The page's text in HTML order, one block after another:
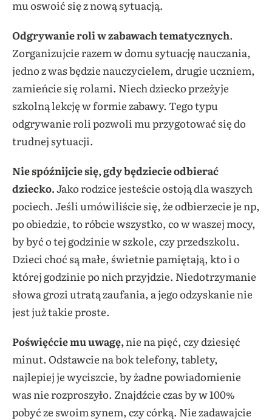
mu oswoić się z nową sytuacją.
Odgrywanie roli w zabawach tematycznych.
Zorganizujcie razem w domu sytuację nauczania,
jedno z was będzie nauczycielem, drugie uczniem,
zamieńcie się rolami. Niech dziecko przeżyje
szkolną lekcję w formie zabawy. Tego typu
odgrywanie roli pozwoli mu przygotować się do
trudnej sytuacji.
Nie spóźnijcie się, gdy będziecie odbierać
dziecko.Jako rodzice jesteście ostoją dla waszych
pociech. Jeśli umówiliście się, że odbierzecie je np,
po obiedzie, to róbcie wszystko, co w waszej mocy,
by być o tej godzinie w szkole, czy przedszkolu.
Dzieci choć są małe, świetnie pamiętają, kto i o
której godzinie po nich przyjdzie. Niedotrzymanie
słowa grozi utratą zaufania, a jego odzyskanie nie
jest już takie proste.
Poświęćcie mu uwagę,nie na pięć, czy dziesięć
minut. Odstawcie na bok telefony, tablety,
najlepiej je wyciszcie, by żadne powiadomienie
was nie rozproszyło. Znajdźcie czas by w 100%
pobyć ze swoim synem, czy córką. Nie zadawajcie